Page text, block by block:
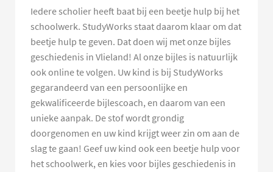
Iedere scholier heeft baat bij een beetje hulp bij het
schoolwerk. StudyWorks staat daarom klaar om dat
beetje hulp te geven. Dat doen wij met onze bijles
geschiedenis in Vlieland! Al onze bijles is natuurlijk
ook online te volgen. Uw kind is bij StudyWorks
gegarandeerd van een persoonlijke en
gekwalificeerde bijlescoach, en daarom van een
unieke aanpak. De stof wordt grondig
doorgenomen en uw kind krijgt weer zin om aan de
slag te gaan! Geef uw kind ook een beetje hulp voor
het schoolwerk, en kies voor bijles geschiedenis in